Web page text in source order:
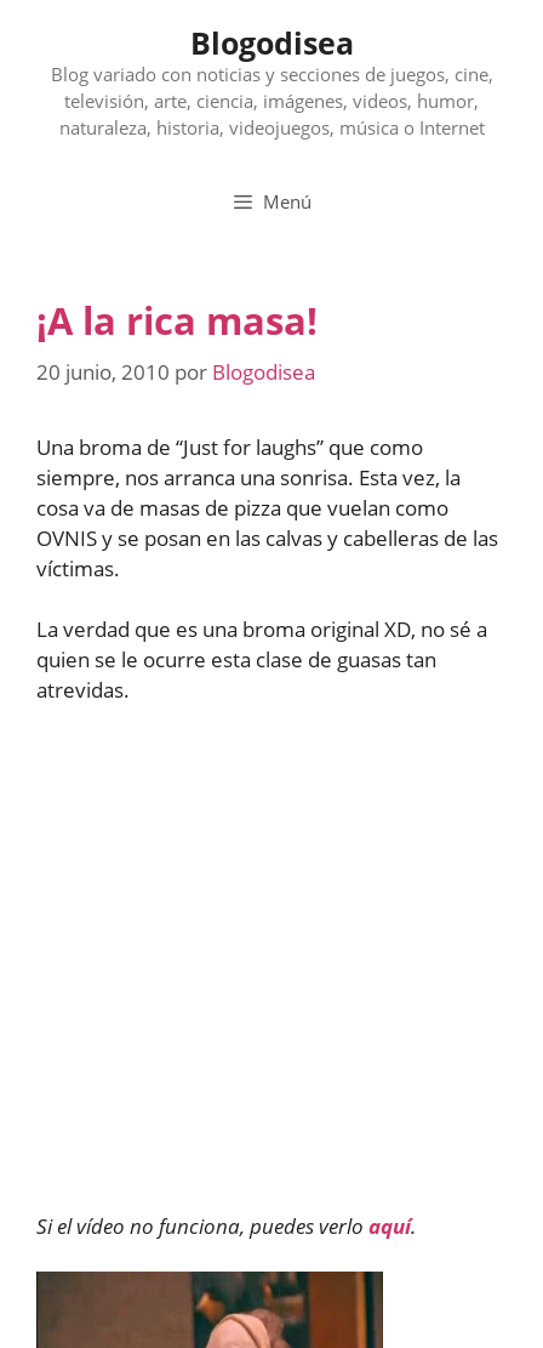
contenido
Blogodisea
Blog variado con noticias y secciones de juegos, cine,
televisión, arte, ciencia, imágenes, videos, humor,
naturaleza, historia, videojuegos, música o Internet
Menú
¡A la rica masa!
20 junio, 2010 por Blogodisea
Una broma de “Just for laughs” que como
siempre, nos arranca una sonrisa. Esta vez, la
cosa va de masas de pizza que vuelan como
OVNIS y se posan en las calvas y cabelleras de las
víctimas.
La verdad que es una broma original XD, no sé a
quien se le ocurre esta clase de guasas tan
atrevidas.
Si el vídeo no funciona, puedes verlo aquí.